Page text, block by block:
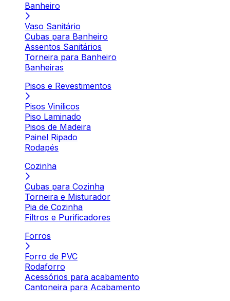
Banheiro
Vaso Sanitário
Cubas para Banheiro
Assentos Sanitários
Torneira para Banheiro
Banheiras
Pisos e Revestimentos
Pisos Vinílicos
Piso Laminado
Pisos de Madeira
Painel Ripado
Rodapés
Cozinha
Cubas para Cozinha
Torneira e Misturador
Pia de Cozinha
Filtros e Purificadores
Forros
Forro de PVC
Rodaforro
Acessórios para acabamento
Cantoneira para Acabamento